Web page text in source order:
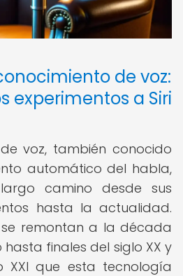
de voz:
experimentos a Siri
voz, también conocido
automático del habla,
camino desde sus
hasta la actualidad.
se remontan a la década
hasta finales del siglo XX y
XXI que esta tecnología